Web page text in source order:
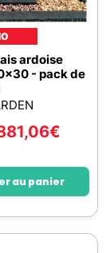
ardoise
- pack de
€
au panier